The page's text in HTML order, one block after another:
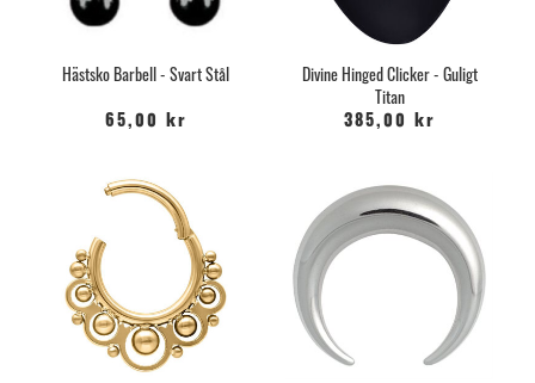
Hästsko Barbell - Svart Stål
65,00 kr
Divine Hinged Clicker - Guligt
Titan
385,00 kr